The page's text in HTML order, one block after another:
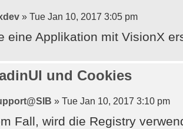
» Tue Jan 10, 2017 3:05 pm
eine Applikation mit VisionX
und Cookies
» Tue Jan 10, 2017 3:10 pm
Fall, wird die Registry